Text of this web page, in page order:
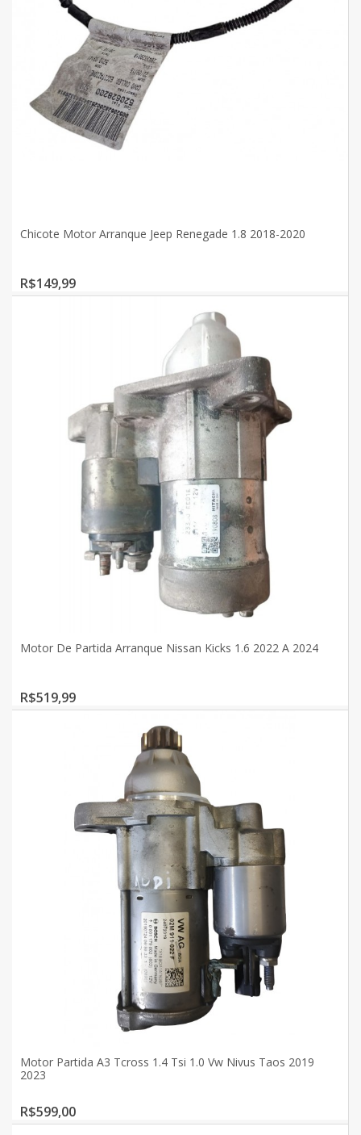
Chicote Motor Arranque Jeep Renegade 1.8 2018-2020
R$149,99
Motor De Partida Arranque Nissan Kicks 1.6 2022 A 2024
R$519,99
Motor Partida A3 Tcross 1.4 Tsi 1.0 Vw Nivus Taos 2019
2023
R$599,00